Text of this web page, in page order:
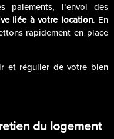
paiements, l’envoi des
liée à votre location. En
rapidement en place
et régulier de votre bien
du logement